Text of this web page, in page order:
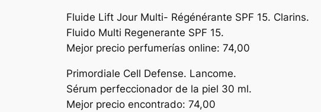
Fluide Lift Jour Multi- Régénérante SPF 15. Clarins.
Fluido Multi Regenerante SPF 15.
Mejor precio perfumerías online: 74,00
Primordiale Cell Defense. Lancome.
Sérum perfeccionador de la piel 30 ml.
Mejor precio encontrado: 74,00